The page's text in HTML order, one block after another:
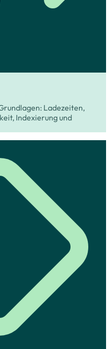
Ladezeiten,
Indexierung und